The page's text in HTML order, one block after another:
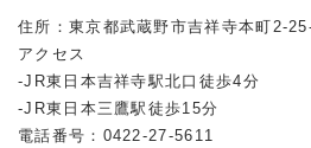
住所：東京都武蔵野市吉祥寺本町2-
アクセス
-JR東日本吉祥寺駅北口徒歩4分
-JR東日本三鷹駅徒歩15分
電話番号：0422-27-5611